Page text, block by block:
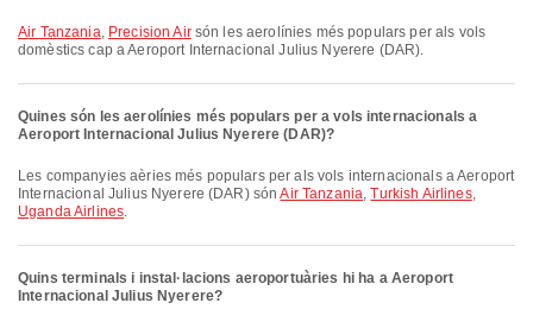
Air Tanzania, Precision Airsón les aerolínies més populars per als vols
domèstics cap a Aeroport Internacional Julius Nyerere (DAR).
Quines són les aerolínies més populars per a vols internacionals a
Aeroport Internacional Julius Nyerere (DAR)?
Les companyies aèries més populars per als vols internacionals a Aeroport
Internacional Julius Nyerere (DAR) sónAir Tanzania,Turkish Airlines,
Uganda Airlines.
Quins terminals i instal·lacions aeroportuàries hi ha a Aeroport
Internacional Julius Nyerere?